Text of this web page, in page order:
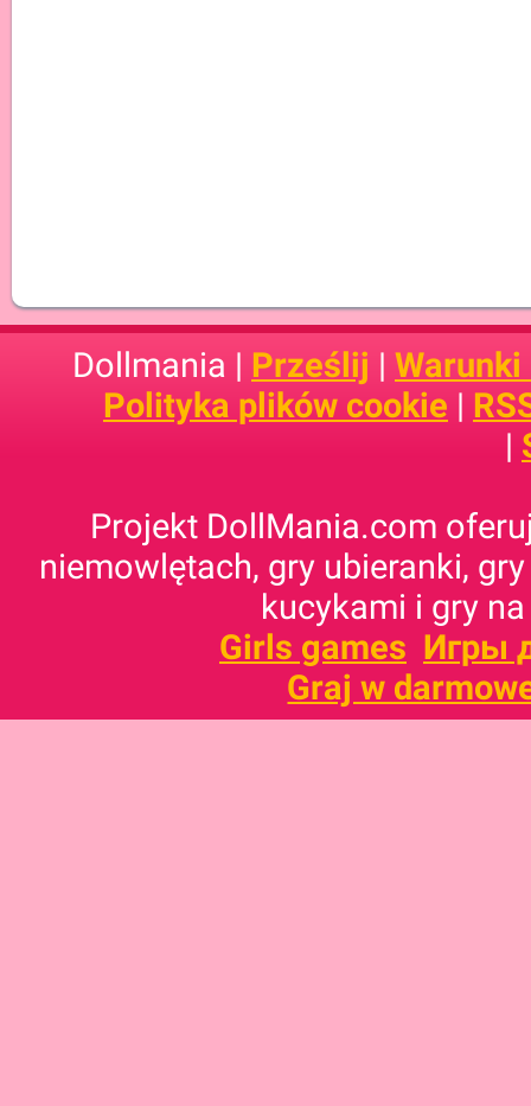
Dollmania | Prześlij |
Polityka plików cookie |
|
Projekt DollMania.com
niemowlętach, gry ubieranki,
kucykami i gry
Girls games Игры
Graj w